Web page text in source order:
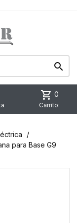

shopping_cart 0
Carrito:
para Base G9